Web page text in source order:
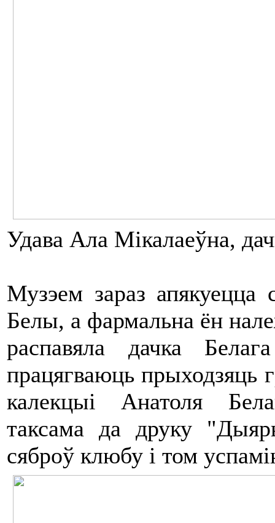
Удава Ала Мікалаеўна,
Музэем зараз
Белы, а фармальна ён
распавяла дачка
працягваюць прыходзяць
калекцыі Анатоля
таксама да друку
сяброў клюбу і том